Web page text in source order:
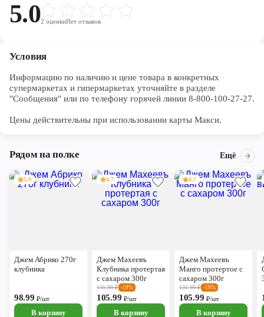
5.02 оценкиНет отзывов
Условия
Информацию по наличию и цене товара в конкретных
супермаркетах и гипермаркетах уточняйте в разделе
"Сообщения" или по телефону горячей линии 8-800-100-27-27.
Цены действительны при использовании карты Макси.
Рядом на полке Ещё
5.0
Джем Абрико 270г
клубника
98.99₽/шт
В корзину
4.7
Джем Махеевъ
Клубника протертая
с сахаром 300г
131.99₽ -19%
105.99 ₽/шт
В корзину
4.7
Джем Махеевъ
Манго протертое с
сахаром 300г
131.99₽ -19%
105.99 ₽/шт
В корзину